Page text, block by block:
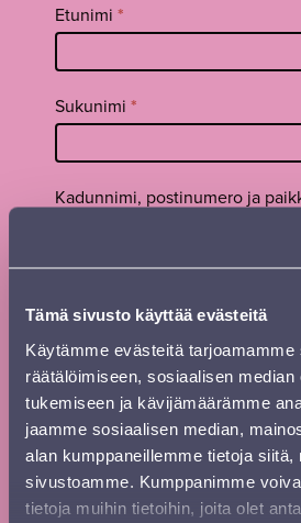
Tämä sivusto käyttää evästeitä
Käytämme evästeitä
räätälöimiseen, sosiaalisen median
tukemiseen ja kävijämäärämme
jaamme sosiaalisen median,
alan kumppaneillemme tietoja siitä,
sivustoamme. Kumppanimme
tietoja muihin tietoihin, joita olet
Tilaa
uutiskirje
footer FI
Etunimi *
Sukunimi *
Kadunnimi, postinumero ja
Uutiskirje Digiesite
Lähetä